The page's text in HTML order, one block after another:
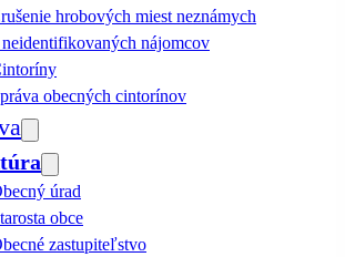
hrobových miest neznámych
neidentifikovaných nájomcov
obecných cintorínov
úrad
obce
zastupiteľstvo